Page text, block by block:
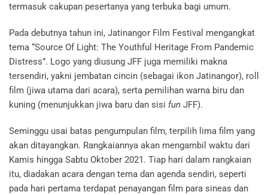
termasuk cakupan pesertanya yang terbuka bagi umum.
Pada debutnya tahun ini, Jatinangor Film Festival mengangkat
tema “Source Of Light: The Youthful Heritage From Pandemic
Distress”. Logo yang diusung JFF juga memiliki makna
tersendiri, yakni jembatan cincin (sebagai ikon Jatinangor), roll
film (jiwa utama dari acara), serta pemilihan warna biru dan
kuning (menunjukkan jiwa baru dan sisi fun JFF).
Seminggu usai batas pengumpulan film, terpilih lima film yang
akan ditayangkan. Rangkaiannya akan mengambil waktu dari
Kamis hingga Sabtu Oktober 2021. Tiap hari dalam rangkaian
itu, diadakan acara dengan tema dan agenda sendiri, seperti
pada hari pertama terdapat penayangan film para sineas dan